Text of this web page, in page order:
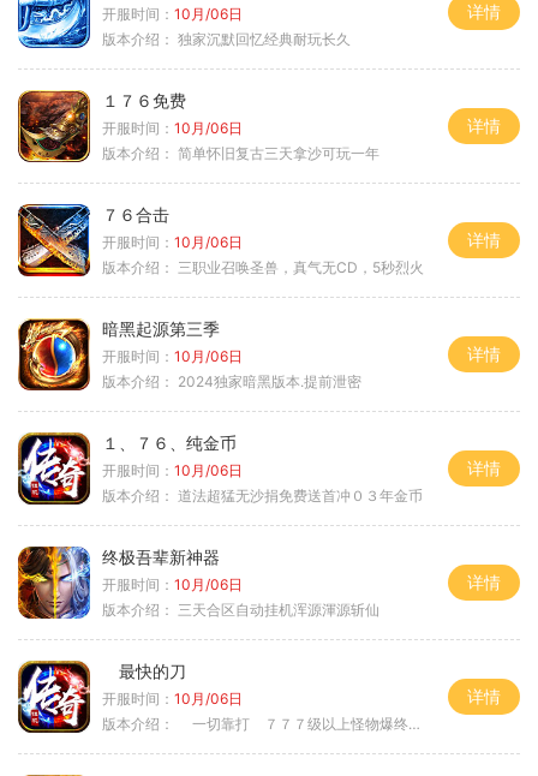
开服时间： 10月/06日
版本介绍： 独家沉默回忆经典耐玩长久
详情
１７６免费
开服时间： 10月/06日
版本介绍： 简单怀旧复古三天拿沙可玩一年
详情
７６合击
开服时间： 10月/06日
版本介绍： 三职业召唤圣兽，真气无CD，5秒烈火
详情
暗黑起源第三季
开服时间： 10月/06日
版本介绍： 2024独家暗黑版本.提前泄密
详情
１、７６、纯金币
开服时间： 10月/06日
版本介绍： 道法超猛无沙捐免费送首冲０３年金币
详情
终极吾辈新神器
开服时间： 10月/06日
版本介绍： 三天合区自动挂机浑源渾源斩仙
详情
最快的刀
开服时间： 10月/06日
版本介绍：
一切靠打 ７７７级以上怪物爆终极
详情